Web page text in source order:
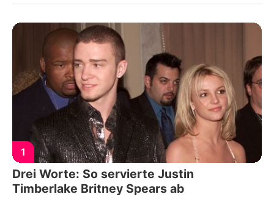
1
Drei Worte: So servierte Justin
Timberlake Britney Spears ab